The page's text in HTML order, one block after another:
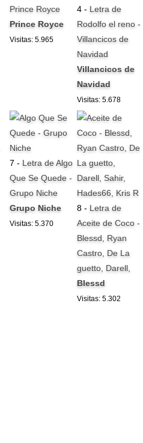
Prince Royce
Prince Royce
Visitas: 5.965
4 - Letra de
Rodolfo el reno -
Villancicos de
Navidad
Villancicos de
Navidad
Visitas: 5.678
7 - Letra de Algo
Que Se Quede -
Grupo Niche
Grupo Niche
Visitas: 5.370
8 - Letra de
Aceite de Coco -
Blessd, Ryan
Castro, De La
guetto, Darell,
Blessd
Visitas: 5.302